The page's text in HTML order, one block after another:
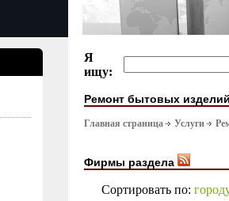
Я
ищу:
Ремонт бытовых
Главная страница Услуги
Фирмы раздела
Сортировать по: